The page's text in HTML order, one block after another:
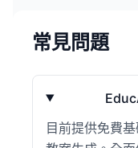
常見問題
目前提供免費